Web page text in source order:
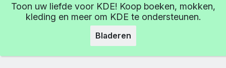
Toon uw liefde voor KDE! Koop boeken, mokken,
kleding en meer om KDE te ondersteunen.
Bladeren